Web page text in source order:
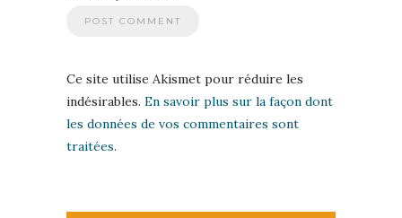
Ce site utilise Akismet pour réduire les
indésirables. En savoir plus sur la façon dont
les données de vos commentaires sont
traitées.